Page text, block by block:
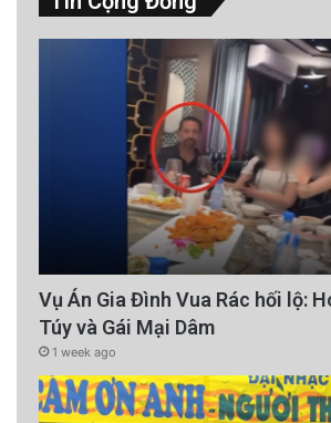
Vụ Án Gia Đình Vua Rác hối lộ:
Túy và Gái Mại Dâm
1 week ago